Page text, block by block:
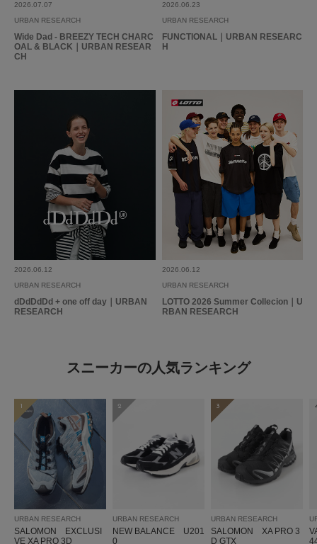
2026.07.07
URBAN RESEARCH
Wide Dad - BREEZY TECH CHARC
OAL & BLACK｜URBAN RESEAR
CH
2026.06.23
URBAN RESEARCH
FUNCTIONAL｜URBAN RESEARC
H
2026.06.12
URBAN RESEARCH
dDdDdDd + one off day｜URBAN
RESEARCH
2026.06.12
URBAN RESEARCH
LOTTO 2026 Summer Collecion｜U
RBAN RESEARCH
スニーカーの人気ランキング
1
URBAN RESEARCH
SALOMON EXCLUSI
VE XA PRO 3D
2
URBAN RESEARCH
NEW BALANCE U201
0
3
URBAN RESEARCH
SALOMON XA PRO 3
D GTX